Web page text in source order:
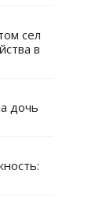
сел
в
дочь